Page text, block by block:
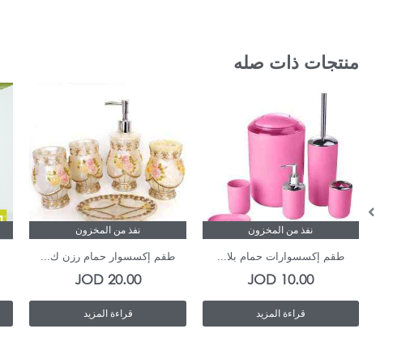
منتجات ذات صله
نفذ من المخزون
طقم إكسسوارات حمام بلا...
10.00
JOD
قراءة المزيد
نفذ من المخزون
طقم إكسسوار حمام رزن ك...
20.00
JOD
قراءة المزيد